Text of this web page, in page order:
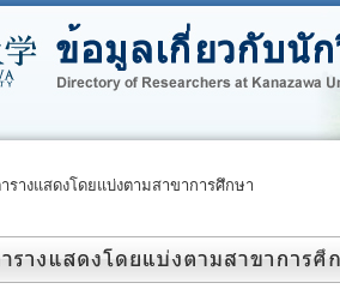
รางแสดงโดยแบ่งตามสาขาการศึกษา